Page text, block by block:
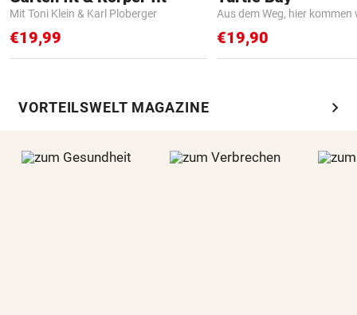
Mit Toni Klein & Karl Ploberger
€19,99
Aus dem Weg, hier kommen
€19,90
VORTEILSWELT MAGAZINE chevron_right